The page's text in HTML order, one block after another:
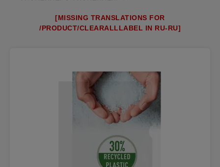
[MISSING TRANSLATIONS FOR
/PRODUCT/CLEARALLLABEL IN RU-RU]